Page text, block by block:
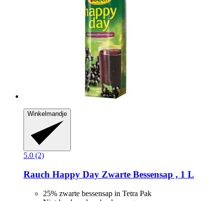
Winkelmandje
5.0 (2)
Rauch Happy Day Zwarte Bessensap , 1 L
25% zwarte bessensap in Tetra Pak